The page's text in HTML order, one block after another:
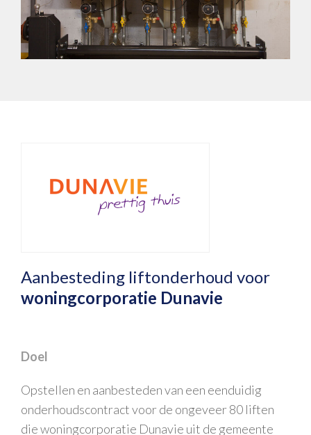
Aanbesteding liftonderhoud voor
woningcorporatie Dunavie
Doel
Opstellen en aanbesteden van een eenduidig
onderhoudscontract voor de ongeveer 80 liften
die woningcorporatie Dunavie uit de gemeente